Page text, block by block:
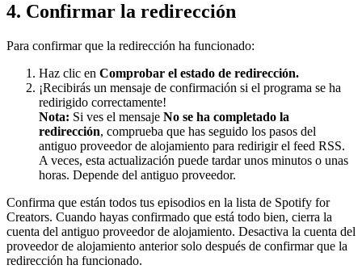
4. Confirmar la redirección
Para confirmar que la redirección ha funcionado:
Haz clic en Comprobar el estado de redirección.
¡Recibirás un mensaje de confirmación si el programa se ha
redirigido correctamente!
Nota: Si ves el mensaje No se ha completado la
redirección, comprueba que has seguido los pasos del
antiguo proveedor de alojamiento para redirigir el feed RSS.
A veces, esta actualización puede tardar unos minutos o unas
horas. Depende del antiguo proveedor.
Confirma que están todos tus episodios en la lista de Spotify for
Creators. Cuando hayas confirmado que está todo bien, cierra la
cuenta del antiguo proveedor de alojamiento. Desactiva la cuenta del
proveedor de alojamiento anterior solo después de confirmar que la
redirección ha funcionado.